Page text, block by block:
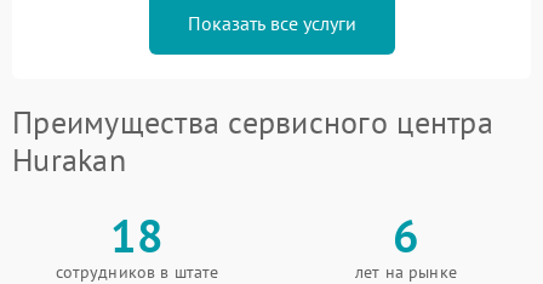
Показать все услуги
Преимущества сервисного центра
Hurakan
18
сотрудников в штате
6
лет на рынке